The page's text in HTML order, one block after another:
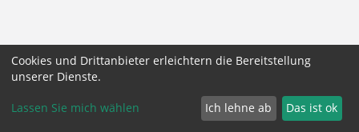
Cookies und Drittanbieter erleichtern die Bereitstellung
unserer Dienste.
Lassen Sie mich wählen Ich lehne ab Das ist ok